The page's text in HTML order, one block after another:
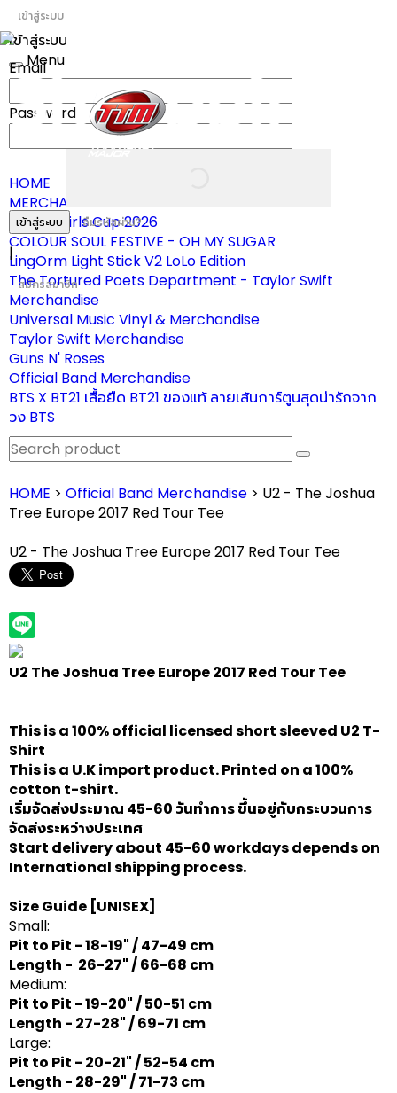
เข้าสู่ระบบ
เข้าสู่ระบบ
Email
Password
เข้าสู่ระบบ ลืมรหัสผ่าน?
|
สมัครสมาชิก
Toggle
Menu
HOME
MERCHANDISE
ผ้าเชียร์ Girls Cup 2026
COLOUR SOUL FESTIVE - OH MY SUGAR
LingOrm Light Stick V2 LoLo Edition
The Tortured Poets Department - Taylor Swift
Merchandise
Universal Music Vinyl & Merchandise
Taylor Swift Merchandise
Guns N' Roses
Official Band Merchandise
BTS X BT21 เสื้อยืด BT21 ของแท้ ลายเส้นการ์ตูนสุดน่ารักจาก
วง BTS
HOME > Official Band Merchandise > U2 - The Joshua
Tree Europe 2017 Red Tour Tee
U2 - The Joshua Tree Europe 2017 Red Tour Tee
U2 The Joshua Tree Europe 2017 Red Tour Tee
This is a 100% official licensed short sleeved U2 T-
Shirt
This is a U.K import product. Printed on a 100%
cotton t-shirt.
เริ่มจัดส่งประมาณ 45-60 วันทำการ ขึ้นอยู่กับกระบวนการ
จัดส่งระหว่างประเทศ
Start delivery about 45-60 workdays depends on
International shipping process.
Size Guide [UNISEX]
Small:
Pit to Pit - 18-19" / 47-49 cm
Length - 26-27" / 66-68 cm
Medium:
Pit to Pit - 19-20" / 50-51 cm
Length - 27-28" / 69-71 cm
Large:
Pit to Pit - 20-21" / 52-54 cm
Length - 28-29" / 71-73 cm